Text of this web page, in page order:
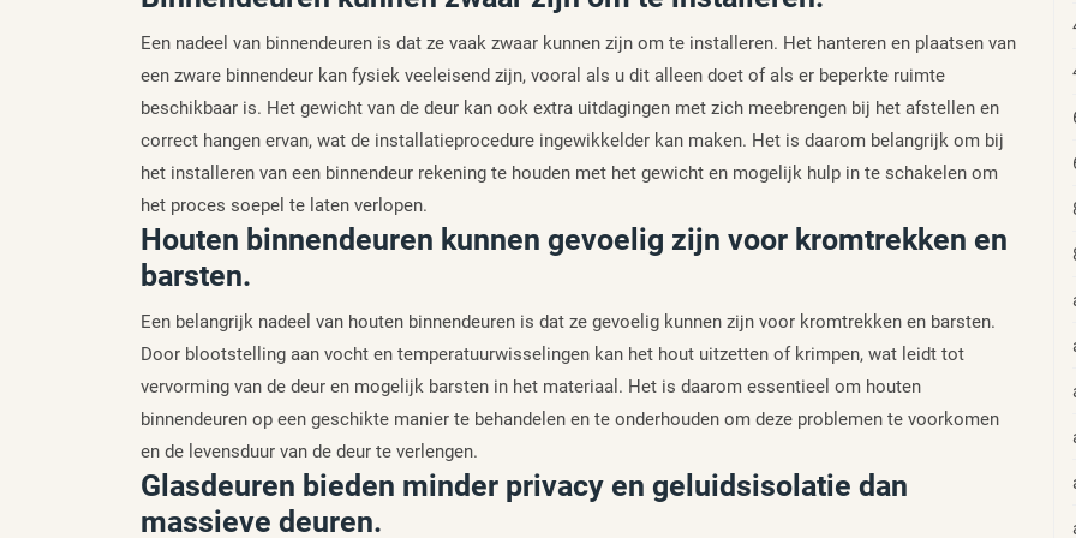
Een nadeel van binnendeuren is dat ze vaak zwaar kunnen zijn om te installeren. Het hanteren en plaatsen van
een zware binnendeur kan fysiek veeleisend zijn, vooral als u dit alleen doet of als er beperkte ruimte
beschikbaar is. Het gewicht van de deur kan ook extra uitdagingen met zich meebrengen bij het afstellen en
correct hangen ervan, wat de installatieprocedure ingewikkelder kan maken. Het is daarom belangrijk om bij
het installeren van een binnendeur rekening te houden met het gewicht en mogelijk hulp in te schakelen om
het proces soepel te laten verlopen.
Houten binnendeuren kunnen gevoelig zijn voor kromtrekken en
barsten.
Een belangrijk nadeel van houten binnendeuren is dat ze gevoelig kunnen zijn voor kromtrekken en barsten.
Door blootstelling aan vocht en temperatuurwisselingen kan het hout uitzetten of krimpen, wat leidt tot
vervorming van de deur en mogelijk barsten in het materiaal. Het is daarom essentieel om houten
binnendeuren op een geschikte manier te behandelen en te onderhouden om deze problemen te voorkomen
en de levensduur van de deur te verlengen.
Glasdeuren bieden minder privacy en geluidsisolatie dan
massieve deuren.